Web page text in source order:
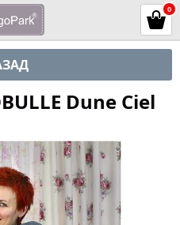
0
Dune Сiel